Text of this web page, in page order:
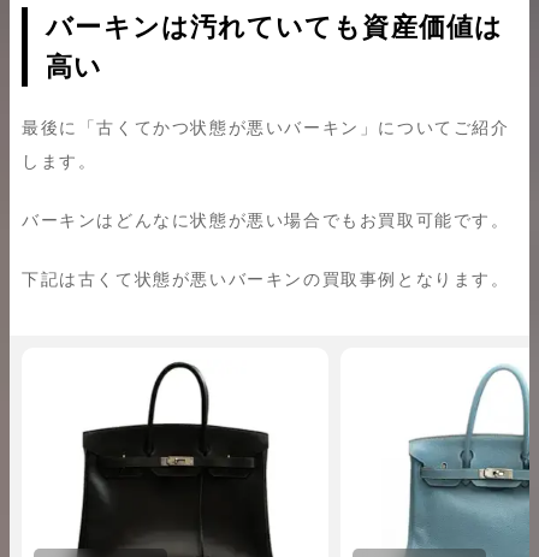
バーキンは汚れていても資産価値は
高い
最後に「古くてかつ状態が悪いバーキン」についてご紹介
します。
バーキンはどんなに状態が悪い場合でもお買取可能です。
下記は古くて状態が悪いバーキンの買取事例となります。